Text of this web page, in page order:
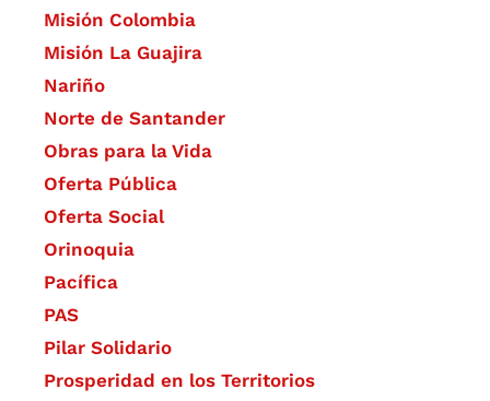
Misión Colombia
Misión La Guajira
Nariño
Norte de Santander
Obras para la Vida
Oferta Pública
Oferta Social​​
Orinoquia
Pacífica
PAS
Pilar Solidario
Prosperidad en los Territorios